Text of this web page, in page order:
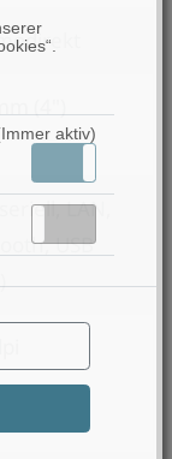
aktiv)
seriell, LAN,
USB